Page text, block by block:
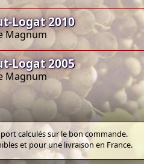
Logat 2010
Magnum
Logat 2005
Magnum
calculés sur le bon commande.
et pour une livraison en France.